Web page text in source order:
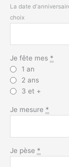
La date
choix
Je fête mes *
1 an
2 ans
3 et +
Je mesure *
Je pèse *